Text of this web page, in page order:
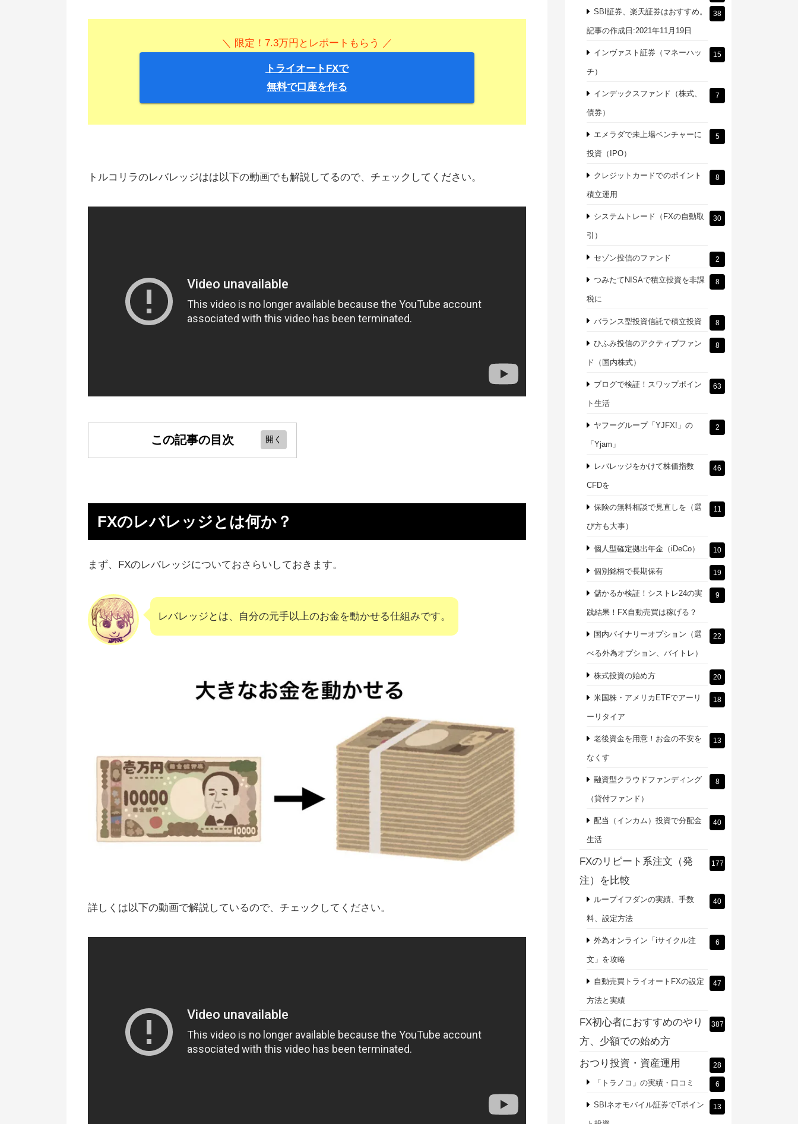
＼ 限定！7.3万円とレポートもらう ／
トライオートFXで
無料で口座を作る
トルコリラのレバレッジはは以下の動画でも解説してるので、チェックしてください。
この記事の目次
ュレーション
トルコリラ円ではロスカットに注意
トルコリラ運用でのおすすめ口座一
【まとめ】おすすめFX会社での取引
がお得
FXのレバレッジとは何か？
まず、FXのレバレッジについておさらいしておきます。
レバレッジとは、自分の元手以上のお金を動かせる仕組みです。
詳しくは以下の動画で解説しているので、チェックしてください。
SBI証券、楽天証券はおすすめ。
記事の作成日:2021年11月19日
38
インヴァスト証券（マネーハッ
チ）
15
インデックスファンド（株式、
債券）
7
エメラダで未上場ベンチャーに
投資（IPO）
5
クレジットカードでのポイント
積立運用
8
システムトレード（FXの自動取
引）
30
セゾン投信のファンド 2
つみたてNISAで積立投資を非課
税に
8
バランス型投資信託で積立投資 8
ひふみ投信のアクティブファン
ド（国内株式）
8
ブログで検証！スワップポイン
ト生活
63
ヤフーグループ「YJFX!」の
「Yjam」
2
レバレッジをかけて株価指数
CFDを
46
保険の無料相談で見直しを（選
び方も大事）
11
個人型確定拠出年金（iDeCo） 10
個別銘柄で長期保有 19
儲かるか検証！シストレ24の実
践結果！FX自動売買は稼げる？
9
国内バイナリーオプション（選
べる外為オプション、バイトレ）
22
株式投資の始め方 20
米国株・アメリカETFでアーリ
ーリタイア
18
老後資金を用意！お金の不安を
なくす
13
融資型クラウドファンディング
（貸付ファンド）
8
配当（インカム）投資で分配金
生活
40
FXのリピート系注文（発
注）を比較
177
ループイフダンの実績、手数
料、設定方法
40
外為オンライン「iサイクル注
文」を攻略
6
自動売買トライオートFXの設定
方法と実績
47
FX初心者におすすめのやり
方、少額での始め方
387
おつり投資・資産運用 28
「トラノコ」の実績・口コミ 6
SBIネオモバイル証券でTポイン 13